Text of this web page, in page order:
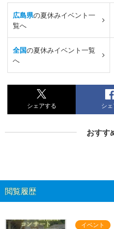
広島県の夏休みイベント一
覧へ
全国の夏休みイベント一覧
へ
シェアする シ
おすす
閲覧履歴